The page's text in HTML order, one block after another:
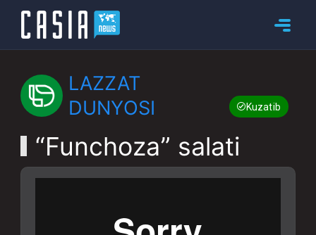
LAZZAT
DUNYOSI
Kuzatib boring
“Funchoza” salati